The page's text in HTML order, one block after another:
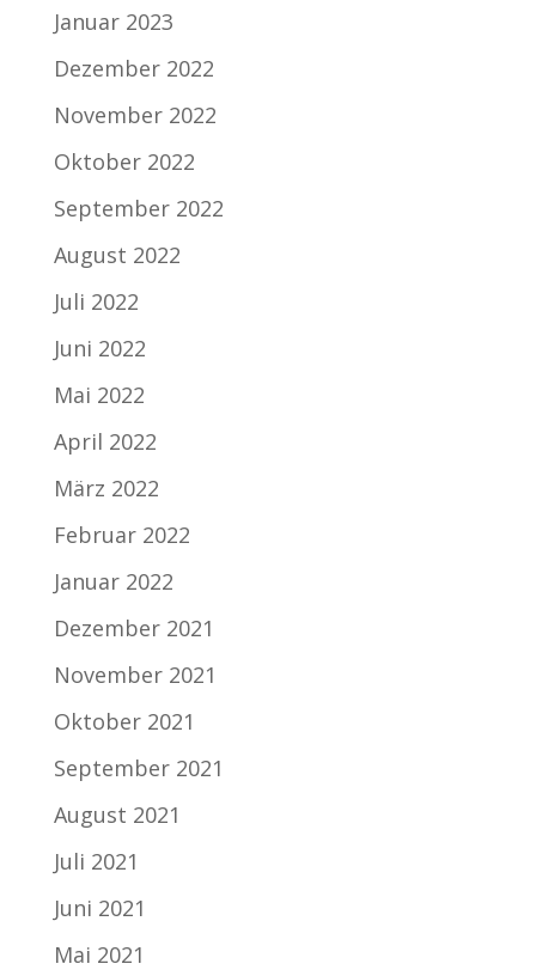
Januar 2023
Dezember 2022
November 2022
Oktober 2022
September 2022
August 2022
Juli 2022
Juni 2022
Mai 2022
April 2022
März 2022
Februar 2022
Januar 2022
Dezember 2021
November 2021
Oktober 2021
September 2021
August 2021
Juli 2021
Juni 2021
Mai 2021